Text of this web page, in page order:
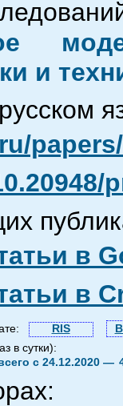
и
в
в
RIS
в сутки):
с 24.12.2020 —